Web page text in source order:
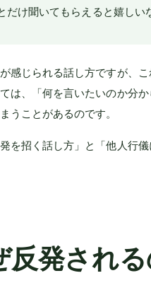
だけ聞いてもらえると嬉し
感じられる話し方ですが、
は、「何を言いたいのか分
うことがあるのです。
を招く話し方」と「他人行
反発され